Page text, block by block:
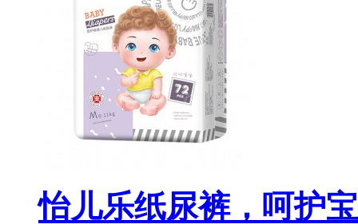
怡儿乐纸尿裤，呵护